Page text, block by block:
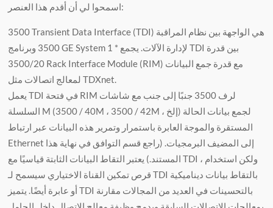
اسمحوا لي أن أقدم هذا العنصر:
3500 Transient Data Interface (TDI) هي الواجهة بين نظام المراقبة
3500 وبرنامج GE System 1 * لإدارة الآلات. يجمع TDI بين قدرة
3500/20 Rack Interface Module (RIM) مع قدرة جمع البيانات
لمعالج اتصالات مثل TDXnet.
يعمل TDI في فتحة RIM لرف 3500 جنبًا إلى جنب مع شاشات
السلسلة M (3500 / 40M ، 3500 / 42M ، إلخ) لجمع بيانات الحالة
المستقرة والموجة العابرة باستمرار وتمرير هذه البيانات عبر ارتباط
Ethernet إلى المضيف البرمجيات. (راجع قسم التوافق في نهاية هذا
المستند.) يعتبر التقاط البيانات الثابتة قياسيًا مع TDI ، ولكن استخدام
قرص تمكين القناة الاختياري سيسمح لـ TDI بالتقاط بيانات ديناميكية
أو عابرة أيضًا. يتميز TDI بالتحسينات في العديد من المجالات مقارنة